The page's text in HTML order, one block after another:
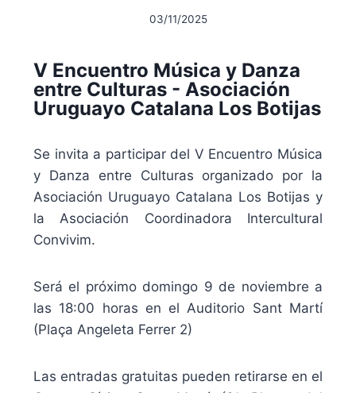
03/11/2025
V Encuentro Música y Danza
entre Culturas - Asociación
Uruguayo Catalana Los Botijas
Se invita a participar del V Encuentro Música
y Danza entre Culturas organizado por la
Asociación Uruguayo Catalana Los Botijas y
la Asociación Coordinadora Intercultural
Convivim.
Será el próximo domingo 9 de noviembre a
las 18:00 horas en el Auditorio Sant Martí
(Plaça Angeleta Ferrer 2)
Las entradas gratuitas pueden retirarse en el